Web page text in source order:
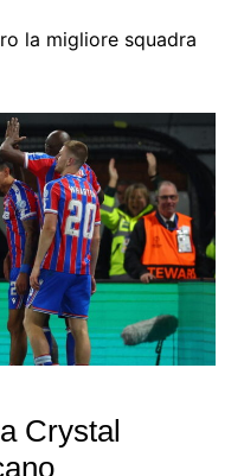
la migliore squadra
Crystal